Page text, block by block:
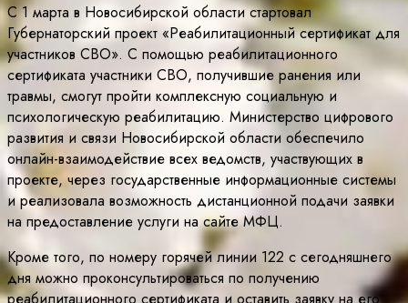
С 1 марта в Новосибирской области стартовал
Губернаторский проект «Реабилитационный сертификат для
участников СВО». С помощью реабилитационного
сертификата участники СВО, получившие ранения или
травмы, смогут пройти комплексную социальную и
психологическую реабилитацию. Министерство цифрового
развития и связи Новосибирской области обеспечило
онлайн-взаимодействие всех ведомств, участвующих в
проекте, через государственные информационные системы
и реализовала возможность дистанционной подачи заявки
на предоставление услуги на сайте МФЦ.
Кроме того, по номеру горячей линии 122 с сегодняшнего
дня можно проконсультироваться по получению
реабилитационного сертификата и оставить заявку на его